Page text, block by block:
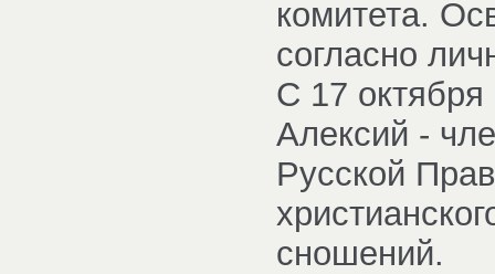
комитета.
согласно
С 17 октября
Алексий -
Русской
сношений.